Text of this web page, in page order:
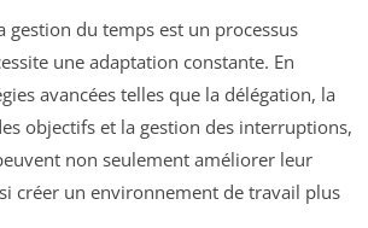
gestion du temps est un processus
une adaptation constante. En
avancées telles que la délégation, la
objectifs et la gestion des interruptions,
non seulement améliorer leur
créer un environnement de travail plus